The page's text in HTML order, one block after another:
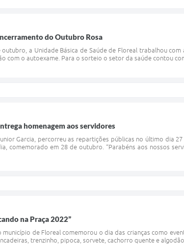
do Outubro Rosa
outubro, a Unidade Básica de Saúde de Floreal trabalhou
com o autoexame. Para o sorteio o setor da saúde contou
homenagem aos servidores
Garcia, percorreu as repartições públicas no último dia
comemorado em 28 de outubro. “Parabéns aos nossos
na Praça 2022”
de Floreal comemorou o dia das crianças como
trenzinho, pipoca, sorvete, cachorro quente e